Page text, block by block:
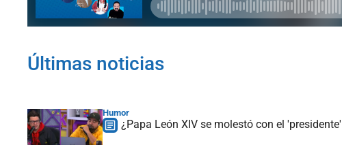
Últimas noticias
Humor
¿Papa León XIV se molestó con el